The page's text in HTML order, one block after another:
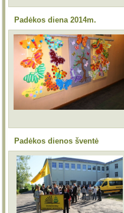
Padėkos diena 2014m.
Padėkos dienos šventė